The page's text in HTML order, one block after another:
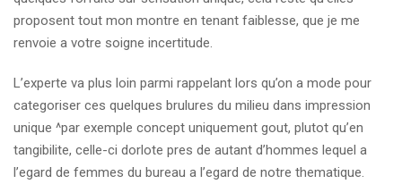
proposent tout mon montre en tenant faiblesse, que je me
renvoie a votre soigne incertitude.
L’experte va plus loin parmi rappelant lors qu’on a mode pour
categoriser ces quelques brulures du milieu dans impression
unique ^par exemple concept uniquement gout, plutot qu’en
tangibilite, celle-ci dorlote pres de autant d’hommes lequel a
l’egard de femmes du bureau a l’egard de notre thematique.